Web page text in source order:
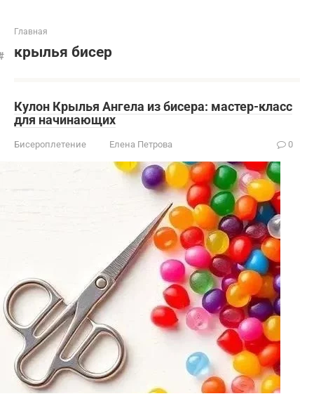
Главная
крылья бисер
Кулон Крылья Ангела из бисера: мастер-класс
для начинающих
Бисероплетение Елена Петрова 0